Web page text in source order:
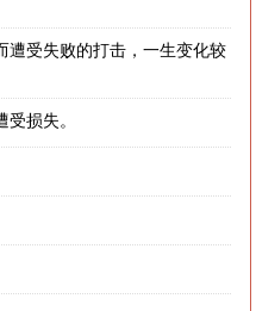
遭受失败的打击，一生变化较
损失。